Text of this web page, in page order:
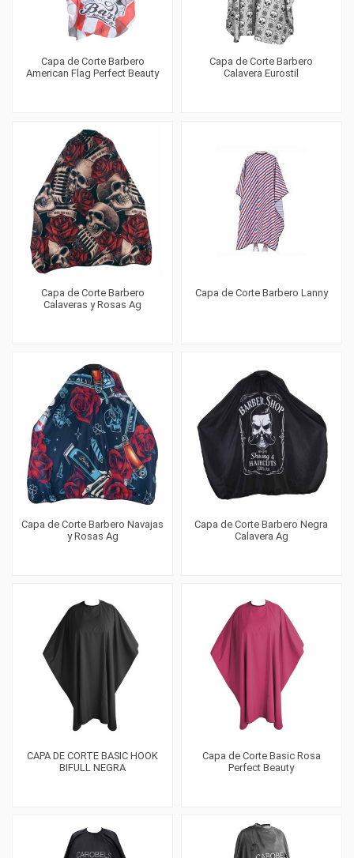
Capa de Corte Barbero
American Flag Perfect Beauty
Capa de Corte Barbero
Calavera Eurostil
Capa de Corte Barbero
Calaveras y Rosas Ag
Capa de Corte Barbero Lanny
Capa de Corte Barbero Navajas
y Rosas Ag
Capa de Corte Barbero Negra
Calavera Ag
CAPA DE CORTE BASIC HOOK
BIFULL NEGRA
Capa de Corte Basic Rosa
Perfect Beauty